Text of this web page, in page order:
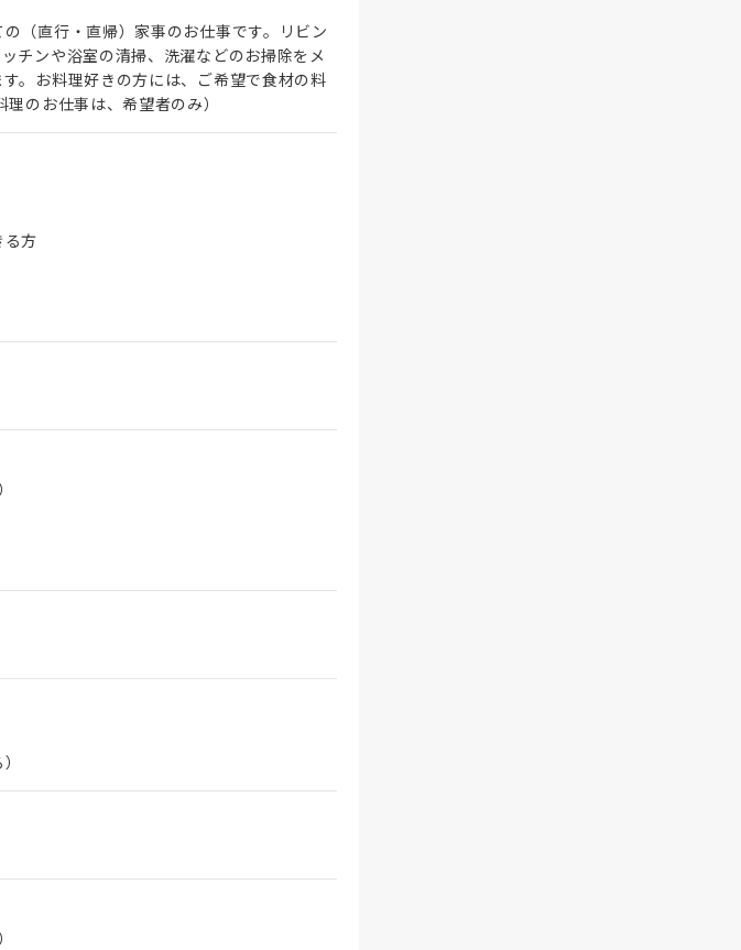
（直行・直帰）家事のお仕事です。リビン
チンや浴室の清掃、洗濯などのお掃除をメ
。お料理好きの方には、ご希望で食材の料
のお仕事は、希望者のみ）
方